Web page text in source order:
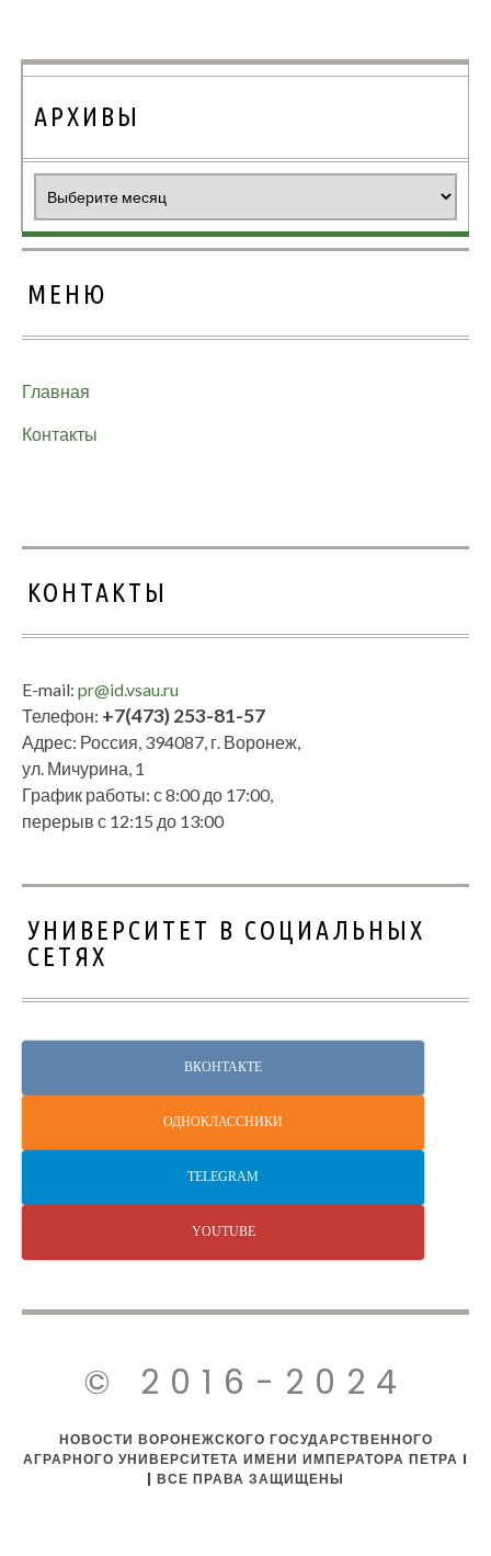
АРХИВЫ
МЕНЮ
Главная
Контакты
КОНТАКТЫ
E-mail: pr@id.vsau.ru
Телефон: +7(473) 253-81-57
Адрес: Россия, 394087, г. Воронеж,
ул. Мичурина, 1
График работы: с 8:00 до 17:00,
перерыв с 12:15 до 13:00
УНИВЕРСИТЕТ В СОЦИАЛЬНЫХ
СЕТЯХ
ВКОНТАКТЕ
ОДНОКЛАССНИКИ
TELEGRAM
YOUTUBE
© 2016-2024
НОВОСТИ ВОРОНЕЖСКОГО ГОСУДАРСТВЕННОГО
АГРАРНОГО УНИВЕРСИТЕТА ИМЕНИ ИМПЕРАТОРА ПЕТРА I
| ВСЕ ПРАВА ЗАЩИЩЕНЫ